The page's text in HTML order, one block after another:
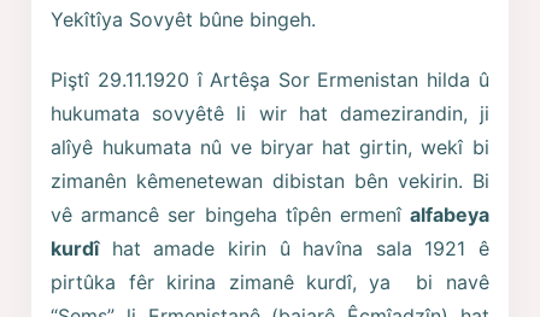
Yekîtîya Sovyêt bûne bingeh.
Piştî 29.11.1920 î Artêşa Sor Ermenistan hilda û
hukumata sovyêtê li wir hat damezirandin, ji
alîyê hukumata nû ve biryar hat girtin, wekî bi
zimanên kêmenetewan dibistan bên vekirin. Bi
vê armancê ser bingeha tîpên ermenî alfabeya
kurdîhat amade kirin û havîna sala 1921 ê
pirtûka fêr kirina zimanê kurdî, ya bi navê